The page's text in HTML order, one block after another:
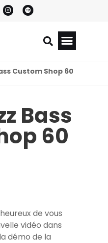
Custom Shop 60
Bass
60
de vous
vidéo dans
démo de la